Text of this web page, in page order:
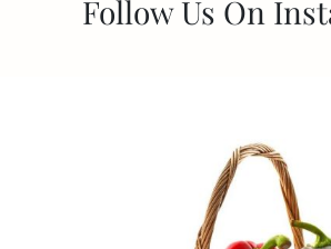
Follow Us On